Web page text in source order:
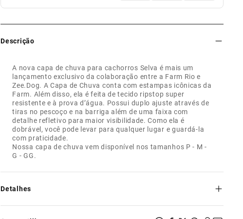
Descrição
A nova capa de chuva para cachorros Selva é mais um
lançamento exclusivo da colaboração entre a Farm Rio e
Zee.Dog. A Capa de Chuva conta com estampas icônicas da
Farm. Além disso, ela é feita de tecido ripstop super
resistente e à prova d’água. Possui duplo ajuste através de
tiras no pescoço e na barriga além de uma faixa com
detalhe refletivo para maior visibilidade. Como ela é
dobrável, você pode levar para qualquer lugar e guardá-la
com praticidade.
Nossa capa de chuva vem disponível nos tamanhos P - M -
G - GG.
Detalhes